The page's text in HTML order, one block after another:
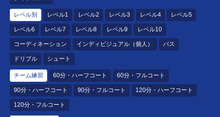
レベル別 レベル1 レベル2 レベル3 レベル4 レベル5
レベル6 レベル7 レベル8 レベル9 レベル10
コーディネーション インディビジュアル（個人） パス
ドリブル シュート
チーム練習 60分・ハーフコート 60分・フルコート
90分・ハーフコート 90分・フルコート 120分・ハーフコート
120分・フルコート